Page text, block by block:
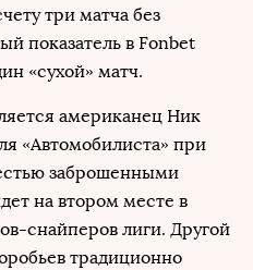
три матча без
показатель в Fonbet
«сухой» матч.
американец Ник
«Автомобилиста» при
заброшенными
на втором месте в
снайперов лиги. Другой
традиционно